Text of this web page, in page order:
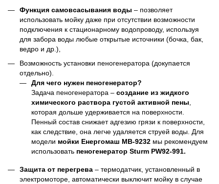
Функция самовсасывания воды – позволяет
использовать мойку даже при отсутствии возможности
подключения к стационарному водопроводу, используя
для забора воды любые открытые источники (бочка, бак,
ведро и др.),
Возможность установки пеногенератора (докупается
отдельно).
Для чего нужен пеногенератор?
Задача пеногенератора – создание из жидкого
химического раствора густой активной пены
которая дольше удерживается на поверхности.
Пенный состав снижает адгезию грязи к поверхности,
как следствие, она легче удаляется струей воды. Для
модели мойки Енергомаш МВ-9232 мы рекомендуем
использовать пеногенератор Sturm PW92-991.
Защита от перегрева – термодатчик, установленный в
электромоторе, автоматически выключит мойку в случае